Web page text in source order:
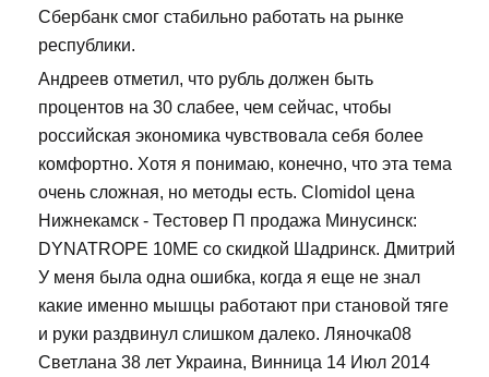
Сбербанк смог стабильно работать на рынке
республики.
Андреев отметил, что рубль должен быть
процентов на 30 слабее, чем сейчас, чтобы
российская экономика чувствовала себя более
комфортно. Хотя я понимаю, конечно, что эта тема
очень сложная, но методы есть. Clomidol цена
Нижнекамск - Тестовер П продажа Минусинск:
DYNATROPE 10ME со скидкой Шадринск. Дмитрий
У меня была одна ошибка, когда я еще не знал
какие именно мышцы работают при становой тяге
и руки раздвинул слишком далеко. Ляночка08
Светлана 38 лет Украина, Винница 14 Июл 2014